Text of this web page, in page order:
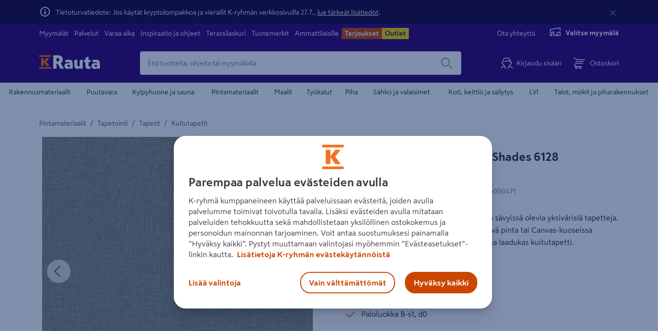
Tietoturvatiedote: Jos käytät kryptolompakkoa ja vierailit K-ryhmän verkkosivuilla 27.7., lue tärkeät lisätiedot
Myymälät Palvelut Varaa aika Inspiraatio ja ohjeet Terassilaskuri Tuotemerkit Ammattilaisille Tarjoukset Outlet Ota yhteyttä Valitse myymälä
Kirjaudu sisään Ostoskori
Rakennusmateriaalit Puutavara Kylpyhuone ja sauna Pintamateriaalit Maalit Työkalut Piha Sähkö ja valaisimet Koti, keittiö ja säilytys LVI Talot, mökit ja piharakennukset
Pintamateriaalit / Tapetointi / Tapetit / Kuitutapetit
Yksityiskohtainen kuvaus löytyy Tuotteen kuvaus -maamerkistä
Edellinen
Kuitutapetti Boråstapeter Shades 6128
7320094050471
Ajattomia ja tunnelmallisia, maanläheisissä sävyissä olevia yksivärisiä tapetteja.
Shades-kuoseissa on kalkkimaalia jäljittelevä pinta tai Canvas-kuoseissa
kangasmainen pinta. Helposti tapetoitava ja laadukas kuitutapetti.
Kestää pesua erittäin hyvin
Paloluokka B-s1, d0
Parempaa palvelua evästeiden avulla
K-ryhmä kumppaneineen käyttää palveluissaan evästeitä, joiden avulla
palvelumme toimivat toivotulla tavalla. Lisäksi evästeiden avulla mitataan
palveluiden tehokkuutta sekä mahdollistetaan yksilöllinen ostokokemus ja
personoidun mainonnan tarjoaminen. Voit antaa suostumuksesi painamalla
”Hyväksy kaikki”. Pystyt muuttamaan valintojasi myöhemmin ”Evästeasetukset”-
linkin kautta.
Lisätietoja K-ryhmän evästekäytännöistä
Lisää valintoja Vain välttämättömät Hyväksy kaikki